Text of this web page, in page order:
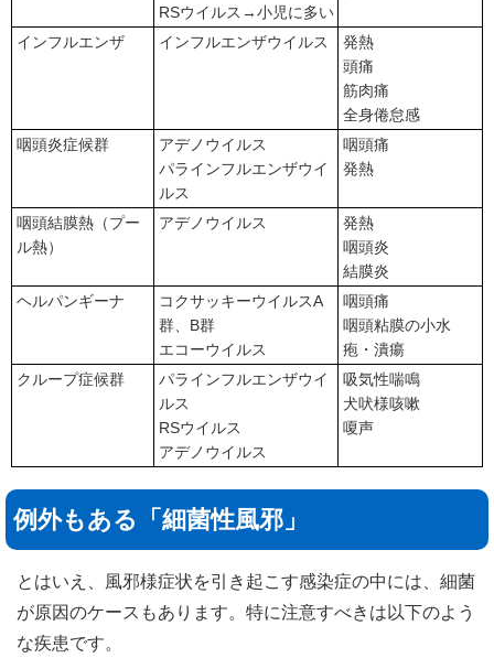
RSウイルス→小児に多い
インフルエンザ インフルエンザウイルス
発熱
頭痛
筋肉痛
全身倦怠感
咽頭炎症候群
アデノウイルス
パラインフルエンザウイ
ルス
咽頭痛
発熱
咽頭結膜熱（プー
ル熱）
アデノウイルス
発熱
咽頭炎
結膜炎
ヘルパンギーナ
コクサッキーウイルスA
群、B群
エコーウイルス
咽頭痛
咽頭粘膜の小水
疱・潰瘍
クループ症候群
パラインフルエンザウイ
ルス
RSウイルス
アデノウイルス
吸気性喘鳴
犬吠様咳嗽
嗄声
例外もある「細菌性風邪」
とはいえ、風邪様症状を引き起こす感染症の中には、細菌
が原因のケースもあります。特に注意すべきは以下のよう
な疾患です。